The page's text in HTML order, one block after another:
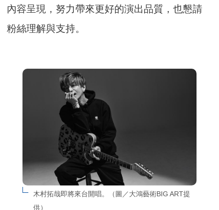
內容呈現，努力帶來更好的演出品質，也懇請
粉絲理解與支持。
木村拓哉即將來台開唱。（圖／大鴻藝術BIG ART提
供）